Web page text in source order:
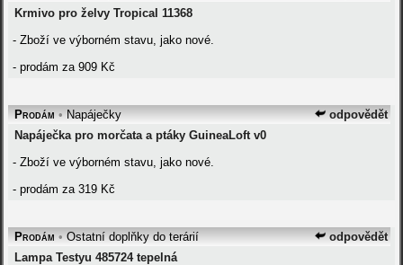
Krmivo pro želvy Tropical 11368
- Zboží ve výborném stavu, jako nové.
- prodám za 909 Kč
odpovědět
Prodám •Napáječky
Napáječka pro morčata a ptáky GuineaLoft v0
- Zboží ve výborném stavu, jako nové.
- prodám za 319 Kč
odpovědět
Prodám •Ostatní doplňky do terárií
Lampa Testyu 485724 tepelná